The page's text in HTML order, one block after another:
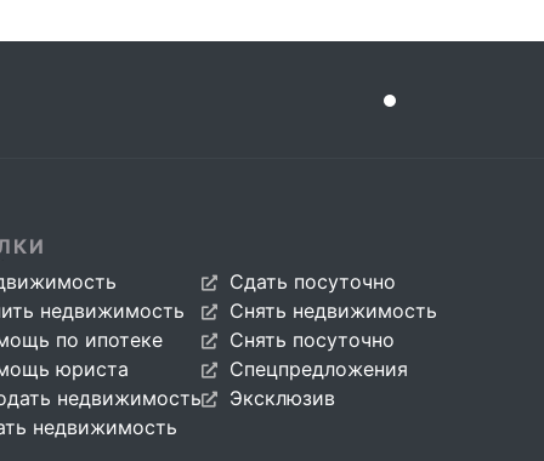
недвижимость
по ипотеке
юриста
недвижимость
недвижимость
Сдать посуточно
Снять недвижимость
Снять посуточно
Спецпредложения
Эксклюзив